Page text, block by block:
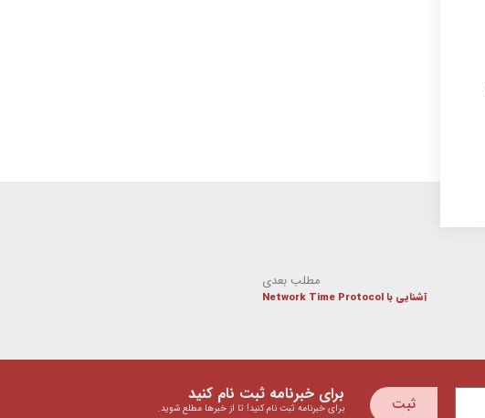
مطلب بعدی
آشنایی با Network Time Protocol
ثبت برای خبرنامه ثبت نام کنید
برای خبرنامه ثبت نام کنید! تا از خبرها مطلع شوید.